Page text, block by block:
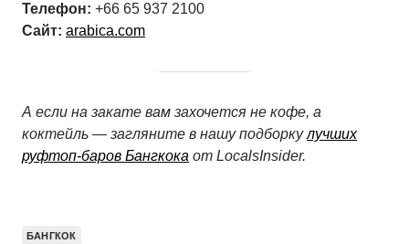
Телефон: +66 65 937 2100
Сайт: arabica.com
А если на закате вам захочется не кофе, а
коктейль — загляните в нашу подборкулучших
руфтоп-баров Бангкока от LocalsInsider.
БАНГКОК